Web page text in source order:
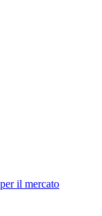
il mercato